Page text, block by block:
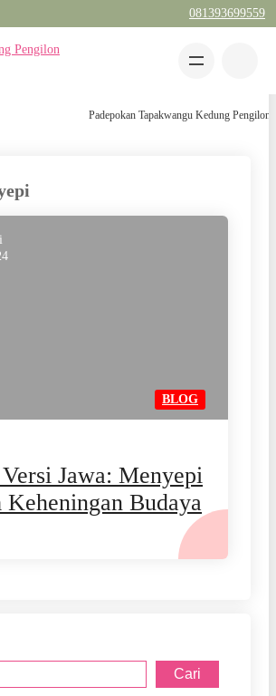
081393699559
Padepokan Tapakwangu Kedung Pengilon
BLOG
Jawa: Menyepi
Keheningan Budaya
Cari